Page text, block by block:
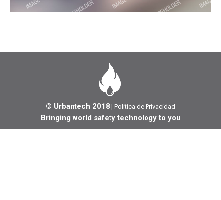
© Urbantech 2018 | Política de Privacidad
Bringing world safety technology to you